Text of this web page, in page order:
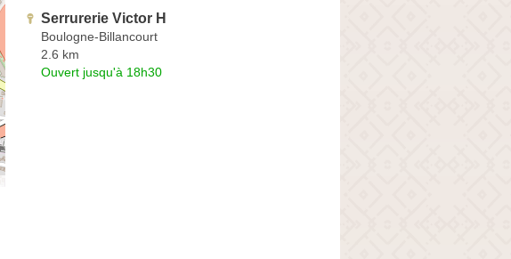
Serrurerie Victor H
Boulogne-Billancourt
2.6 km
Ouvert jusqu'à 18h30